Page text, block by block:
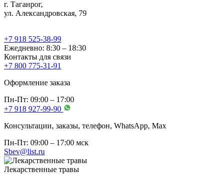
г. Таганрог,
ул. Александровская, 79
+7 918 525-38-99
Ежедневно: 8:30 – 18:30
Контакты для связи
+7 800 775-31-91
Оформление заказа
Пн-Пт: 09:00 – 17:00
+7 918 927-99-90
Консультации, заказы, телефон, WhatsApp, Мах
Пн-Пт: 09:00 – 17:00 мск
Sbev@list.ru
Лекарственные травы